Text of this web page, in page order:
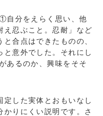
自分をえらく思い、他
忍ぶこと。忍耐」など
合点はできたものの、
意外でした。それにし
あるのか、興味をそそ
した実体とおもいなし
りにくい説明です。さ